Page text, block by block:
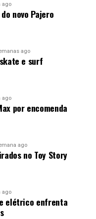
ago
novo Pajero
ago
e surf
ago
por encomenda
ago
no Toy Story
ago
elétrico enfrenta